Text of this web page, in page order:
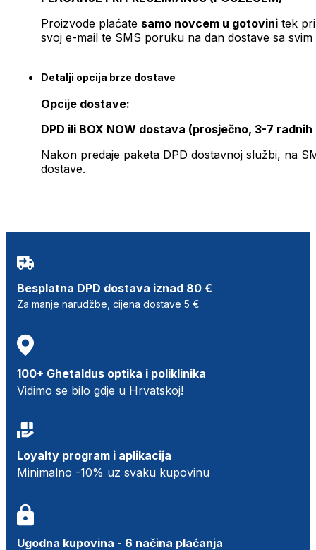
Proizvode plaćate samo novcem u gotovini tek
svoj e-mail te SMS poruku na dan dostave sa svim
Detalji opcija brze dostave
Opcije dostave:
DPD ili BOX NOW dostava (prosječno, 3-7 radnih
Nakon predaje paketa DPD dostavnoj službi, na
dostave.
Besplatna DPD dostava iznad 80 €
Za manje narudžbe, cijena dostave 5 €
100+ Ghetaldus optika i poliklinika
Vidimo se bilo gdje u Hrvatskoj!
Loyalty program i aplikacija
Minimalno -10% uz svaku kupovinu
Ugodna kupovina - 6 načina plaćanja